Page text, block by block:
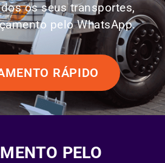
os seus transportes,
pelo WhatsApp.
RÁPIDO
PELO